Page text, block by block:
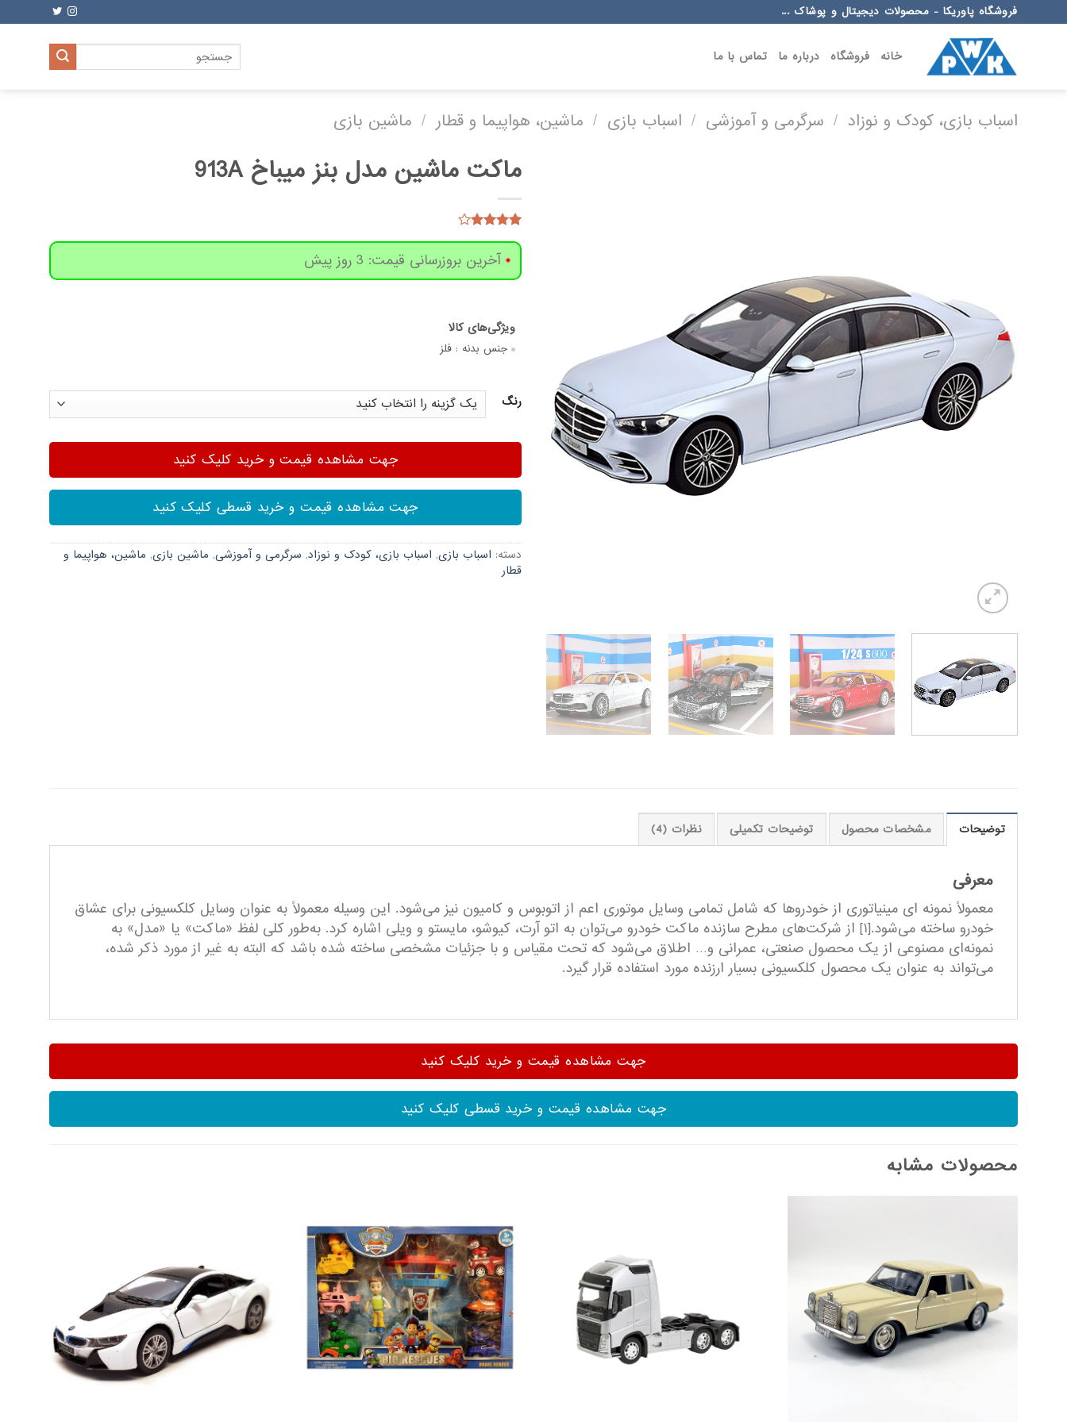
to
فروشگاه پاوریکا - محصولات دیجیتال و پوشاک ...
خانه فروشگاه درباره ما تماس با ما
جستجو
برای:
اسباب بازی، کودک و نوزاد / سرگرمی و آموزشی / اسباب بازی / ماشین، هواپیما و قطار / ماشین بازی
ماکت ماشین مدل بنز میباخ 913A
4.00
امتیاز
مشتری
آخرین بروزرسانی قیمت: 3 روز پیش
جنس بدنه : فلز
رنگ
جهت مشاهده قیمت و خرید کلیک کنید
جهت مشاهده قیمت و خرید قسطی کلیک کنید
دسته: اسباب بازی, اسباب بازی، کودک و نوزاد, سرگرمی و آموزشی, ماشین بازی, ماشین، هواپیما و
قطار
توضیحات مشخصات محصول توضیحات تکمیلی نظرات (4)
معرفی
معمولاً نمونه ای مینیاتوری از خودروها که شامل تمامی وسایل موتوری اعم از اتوبوس و کامیون نیز می‌شود. این وسیله معمولاً به عنوان وسایل کلکسیونی برای عشاق
خودرو ساخته می‌شود.[۱] از شرکت‌های مطرح سازنده ماکت خودرو می‌توان به اتو آرت، کیوشو، مایستو و ویلی اشاره کرد. به‌طور کلی لفظ «ماکت» یا «مدل» به
نمونه‌ای مصنوعی از یک محصول صنعتی، عمرانی و… اطلاق می‌شود که تحت مقیاس و با جزئیات مشخصی ساخته شده باشد که البته به غیر از مورد ذکر شده،
می‌تواند به عنوان یک محصول کلکسیونی بسیار ارزنده مورد استفاده قرار گیرد.
جهت مشاهده قیمت و خرید کلیک کنید
جهت مشاهده قیمت و خرید قسطی کلیک کنید
محصولات مشابه